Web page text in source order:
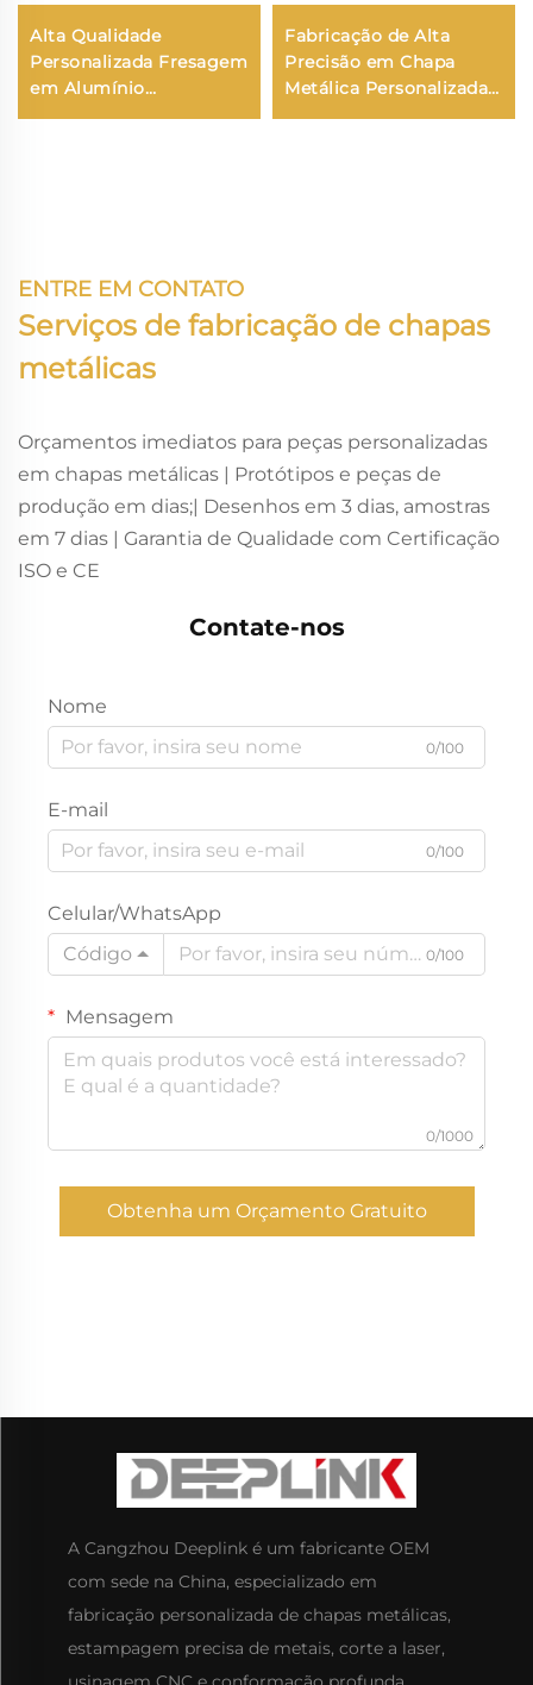
Alta Qualidade
Personalizada Fresagem
em Alumínio
Torneamento Peças de
Fabricação de Alta
Precisão em Chapa
Metálica Personalizada
com Estampagem,
ENTRE EM CONTATO
Serviços de fabricação de chapas
metálicas
Orçamentos imediatos para peças personalizadas
em chapas metálicas | Protótipos e peças de
produção em dias;| Desenhos em 3 dias, amostras
em 7 dias | Garantia de Qualidade com Certificação
ISO e CE
Contate-nos
Nome
0/100
E-mail
0/100
Celular/WhatsApp
Código
0/100
Mensagem
0/1000
Obtenha um Orçamento Gratuito
A Cangzhou Deeplink é um fabricante OEM
com sede na China, especializado em
fabricação personalizada de chapas metálicas,
estampagem precisa de metais, corte a laser,